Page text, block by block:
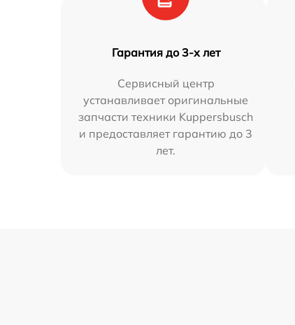
Гарантия до 3-х лет
Сервисный центр
устанавливает оригинальные
запчасти техники Kuppersbusch
и предоставляет гарантию до 3
лет.